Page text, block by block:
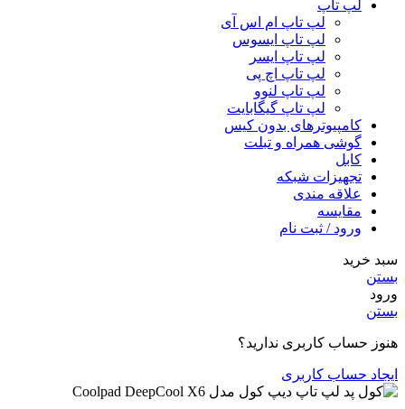
لپ تاپ
لپ تاپ ام اس آی
لپ تاپ ایسوس
لپ تاپ ایسر
لپ تاپ اچ پی
لپ تاپ لنوو
لپ تاپ گیگابایت
کامپیوترهای بدون کیس
گوشی همراه و تبلت
کابل
تجهیزات شبکه
علاقه مندی
مقایسه
ورود / ثبت نام
سبد خرید
بستن
ورود
بستن
هنوز حساب کاربری ندارید؟
ایجاد حساب کاربری